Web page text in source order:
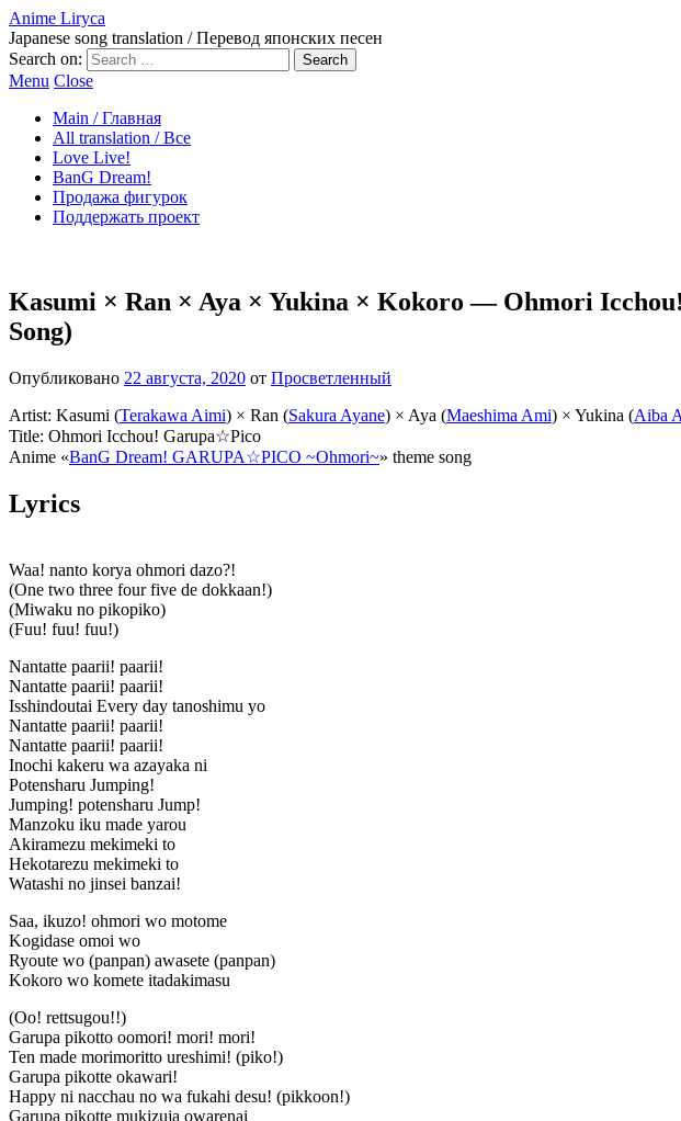
Anime Liryca
Japanese song translation / Перевод японских песен
Search on:
Menu Close
Main / Главная
All translation / Все
Love Live!
BanG Dream!
Продажа фигурок
Поддержать проект
Kasumi × Ran × Aya × Yukina × Kokoro — Ohmori
Song)
Опубликовано 22 августа, 2020 от Просветленный
Artist: Kasumi (Terakawa Aimi) × Ran (Sakura Ayane) × Aya (Maeshima Ami) × Yukina (Aiba
Title: Ohmori Icchou! Garupa☆Pico
Anime «BanG Dream! GARUPA☆PICO ~Ohmori~» theme song
Lyrics
Waa! nanto korya ohmori dazo?!
(One two three four five de dokkaan!)
(Miwaku no pikopiko)
(Fuu! fuu! fuu!)
Nantatte paarii! paarii!
Nantatte paarii! paarii!
Isshindoutai Every day tanoshimu yo
Nantatte paarii! paarii!
Nantatte paarii! paarii!
Inochi kakeru wa azayaka ni
Potensharu Jumping!
Jumping! potensharu Jump!
Manzoku iku made yarou
Akiramezu mekimeki to
Hekotarezu mekimeki to
Watashi no jinsei banzai!
Saa, ikuzo! ohmori wo motome
Kogidase omoi wo
Ryoute wo (panpan) awasete (panpan)
Kokoro wo komete itadakimasu
(Oo! rettsugou!!)
Garupa pikotto oomori! mori! mori!
Ten made morimoritto ureshimi! (piko!)
Garupa pikotte okawari!
Happy ni nacchau no wa fukahi desu! (pikkoon!)
Garupa pikotte mukizuja owarenai